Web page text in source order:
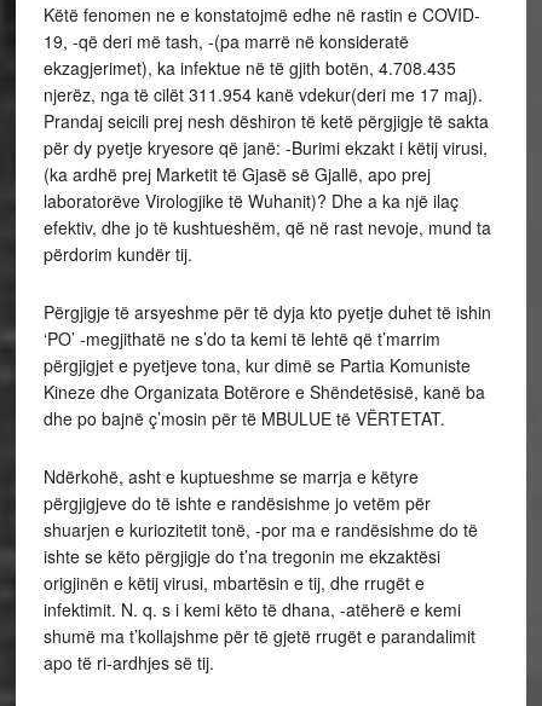
Këtë fenomen ne e konstatojmë edhe në rastin e COVID-
19, -që deri më tash, -(pa marrë në konsideratë
ekzagjerimet), ka infektue në të gjith botën, 4.708.435
njerëz, nga të cilët 311.954 kanë vdekur(deri me 17 maj).
Prandaj seicili prej nesh dëshiron të ketë përgjigje të sakta
për dy pyetje kryesore që janë: -Burimi ekzakt i këtij virusi,
(ka ardhë prej Marketit të Gjasë së Gjallë, apo prej
laboratorëve Virologjike të Wuhanit)? Dhe a ka një ilaç
efektiv, dhe jo të kushtueshëm, që në rast nevoje, mund ta
përdorim kundër tij.
Përgjigje të arsyeshme për të dyja kto pyetje duhet të ishin
‘PO’ -megjithatë ne s’do ta kemi të lehtë që t’marrim
përgjigjet e pyetjeve tona, kur dimë se Partia Komuniste
Kineze dhe Organizata Botërore e Shëndetësisë, kanë ba
dhe po bajnë ç’mosin për të MBULUE të VËRTETAT.
Ndërkohë, asht e kuptueshme se marrja e këtyre
përgjigjeve do të ishte e randësishme jo vetëm për
shuarjen e kuriozitetit tonë, -por ma e randësishme do të
ishte se këto përgjigje do t’na tregonin me ekzaktësi
origjinën e këtij virusi, mbartësin e tij, dhe rrugët e
infektimit. N. q. s i kemi këto të dhana, -atëherë e kemi
shumë ma t’kollajshme për të gjetë rrugët e parandalimit
apo të ri-ardhjes së tij.